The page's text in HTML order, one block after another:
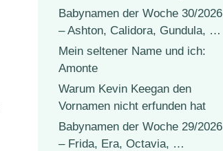
Babynamen der Woche 30/2026
– Ashton, Calidora, Gundula, …
Mein seltener Name und ich:
Amonte
Warum Kevin Keegan den
Vornamen nicht erfunden hat
Babynamen der Woche 29/2026
– Frida, Era, Octavia, …